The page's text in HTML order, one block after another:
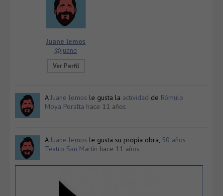
Juane lemos
@juane
Ver Perfil
AJuane lemos le gusta la actividad de Rómulo
Moya Peralta hace 11 años
AJuane lemos le gusta su propia obra, 50 años
Teatro San Martin hace 11 años